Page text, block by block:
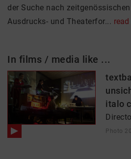
der Suche nach
Ausdrucks- und Theaterfor...
In films / media like ...
italo
Photo